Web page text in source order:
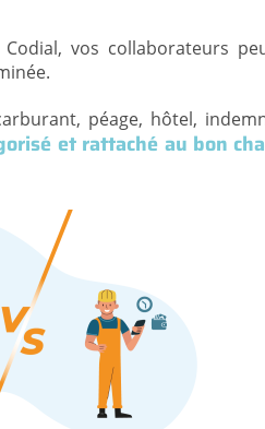
vos collaborateurs
péage, hôtel,
et rattaché au bon